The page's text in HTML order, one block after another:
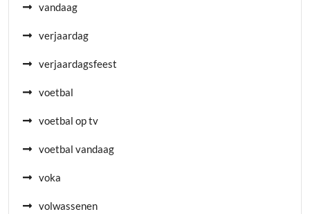
vandaag
verjaardag
verjaardagsfeest
voetbal
voetbal op tv
voetbal vandaag
voka
volwassenen